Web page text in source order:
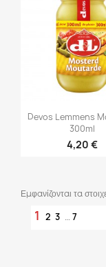
Γρήγορη
Devos Lemmens
300ml
4,20 €
Εμφανίζονται τα
1 23 … 7